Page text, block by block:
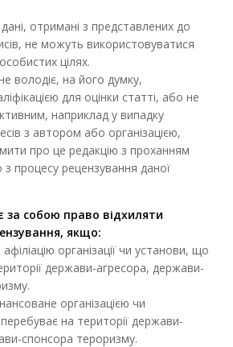
отримані з представлених до
не можуть використовуватися
цілях.
володіє, на його думку,
для оцінки статті, або не
наприклад у випадку
з автором або організацією,
про це редакцію з проханням
процесу рецензування даної
за собою право відхиляти
якщо:
організації чи установи, що
держави-агресора, держави-
організацією чи
на території держави-
спонсора тероризму.